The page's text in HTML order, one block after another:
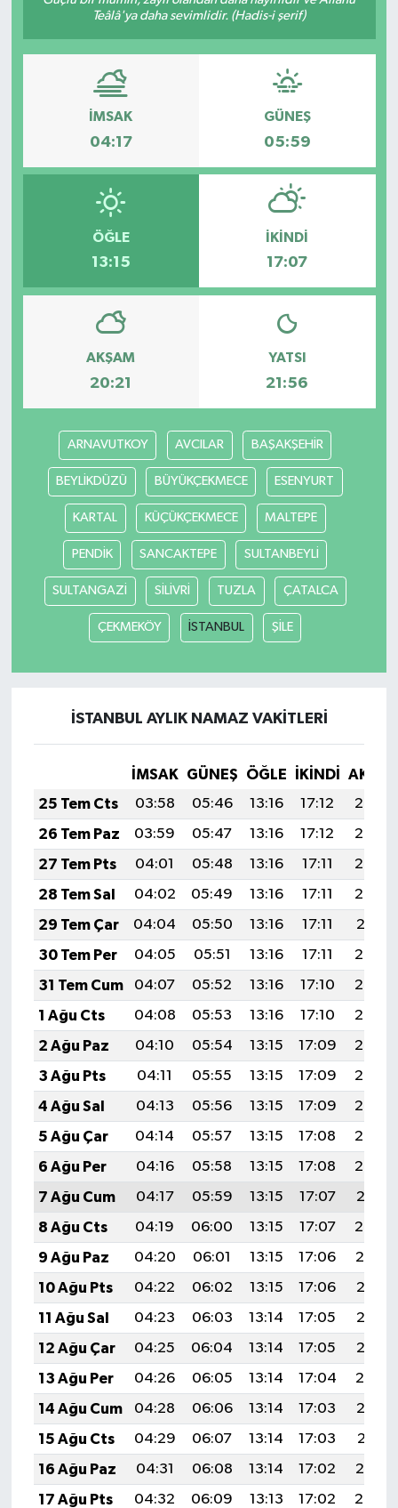
Teâlâ'ya daha sevimlidir. (Hadis-i şerif)
İMSAK
04:17
GÜNEŞ
05:59
ÖĞLE
13:15
İKINDI
17:07
AKŞAM
20:21
YATSI
21:56
ARNAVUTKOY AVCILAR BAŞAKŞEHİR
BEYLİKDÜZÜ BÜYÜKÇEKMECE ESENYURT
KARTAL KÜÇÜKÇEKMECE MALTEPE
PENDİK SANCAKTEPE SULTANBEYLİ
SULTANGAZİ SİLİVRİ TUZLA ÇATALCA
ÇEKMEKÖY İSTANBUL ŞİLE
İSTANBUL AYLIK NAMAZ VAKITLERI
İMSAK GÜNEŞ ÖĞLE İKINDI
25 Tem Cts
03:58 05:46 13:16 17:12
20:35
26 Tem Paz
03:59 05:47 13:16 17:12
20:34
27 Tem Pts
04:01 05:48 13:16 17:11
20:33
28 Tem Sal
04:02 05:49 13:16 17:11
20:32
29 Tem Çar
04:04 05:50 13:16 17:11
20:31
30 Tem Per
04:05 05:51 13:16 17:11
20:30
31 Tem Cum
04:07 05:52 13:16 17:10
20:29
1 Ağu Cts
04:08 05:53 13:16 17:10
20:28
2 Ağu Paz
04:10 05:54 13:15 17:09
20:27
3 Ağu Pts
04:11 05:55 13:15 17:09
20:26
4 Ağu Sal
04:13 05:56 13:15 17:09
20:25
5 Ağu Çar
04:14 05:57 13:15 17:08
20:24
6 Ağu Per
04:16 05:58 13:15 17:08
20:23
7 Ağu Cum
04:17 05:59 13:15 17:07
20:21
8 Ağu Cts
04:19 06:00 13:15 17:07
20:20
9 Ağu Paz
04:20 06:01 13:15 17:06
20:19
10 Ağu Pts
04:22 06:02 13:15 17:06
20:18
11 Ağu Sal
04:23 06:03 13:14 17:05
20:16
12 Ağu Çar
04:25 06:04 13:14 17:05
20:15
13 Ağu Per
04:26 06:05 13:14 17:04
20:14
14 Ağu Cum
04:28 06:06 13:14 17:03
20:12
15 Ağu Cts
04:29 06:07 13:14 17:03
20:11
16 Ağu Paz
04:31 06:08 13:14 17:02
20:10
17 Ağu Pts
04:32 06:09 13:13 17:02
20:08
Kültür Sanat
Magazin
Manşet Altı
Manşetler
Resmi İlan
Teknoloji
Yaşam
KAHRAMANMARAŞ